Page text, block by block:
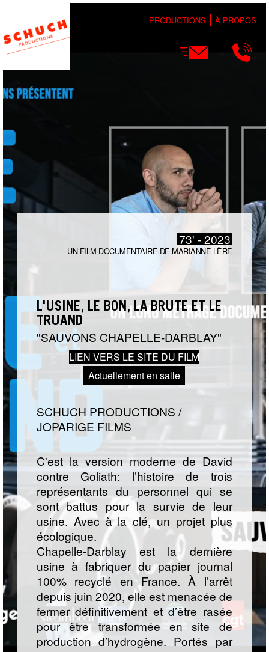
PRODUCTIONS À PROPOS
73' - 2023
UN FILM DOCUMENTAIRE DE MARIANNE LÈRE
L'USINE, LE BON, LA BRUTE ET LE
TRUAND
SAUVONS CHAPELLE-DARBLAY
LIEN VERS LE SITE DU FILM
Actuellement en salle
SCHUCH PRODUCTIONS /
JOPARIGE FILMS
C'est la version moderne de David
contre Goliath: l’histoire de trois
représentants du personnel qui se
sont battus pour la survie de leur
usine. Avec à la clé, un projet plus
écologique.
Chapelle-Darblay est la dernière
usine à fabriquer du papier journal
100% recyclé en France. À l’arrêt
depuis juin 2020, elle est menacée de
fermer définitivement et d’être rasée
pour être transformée en site de
production d’hydrogène. Portés par